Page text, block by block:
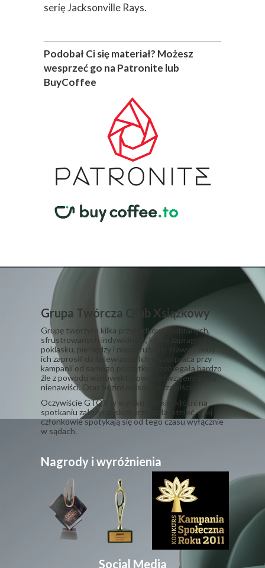
serię Jacksonville Rays.
Podobał Ci się materiał? Możesz
wesprzeć go na Patronite lub
BuyCoffee
Grupa Twórcza Qlub Xsiążkowy
Grupę tworzyło kilka przypadkowo dobranych,
sfrustrowanych indywiduów, które zapragnęły
poklasku, pieniędzy i niezasłużonej sławy. I żeby
ich zaprosili do telewizora. Ich współpraca przy
kampanii od samego początku przebiegała bardzo
źle z powodu wielowektorowej, odwzajemnionej
nienawiści. Oraz bezinteresownej zawiści.
​Oczywiście GTQX w wyniku wielkiej kłótni na
spotkaniu założycielskim przestała istnieć, a jej
członkowie spotykają się od tego czasu wyłącznie
w sądach.
Social Media
Nagrody i wyróżnienia